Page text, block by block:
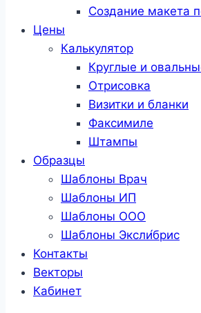
Создание макета
Цены
Калькулятор
Круглые и
Отрисовка
Визитки и бланки
Факсимиле
Штампы
Образцы
Шаблоны Врач
Шаблоны ИП
Шаблоны ООО
Шаблоны Эксли́брис
Контакты
Векторы
Кабинет